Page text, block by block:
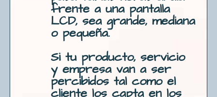
frente a una pantalla
LCD, sea grande, mediana
o pequeña.
Si tu producto, servicio
y empresa van a ser
percibidos tal como el
cliente los capta en los